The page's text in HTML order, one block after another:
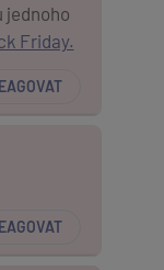
jednoho
Friday.